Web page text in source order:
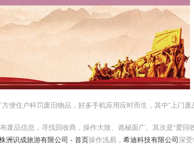
住户科罚废旧物品，好多手机应用应时而生，其中“上门废
品信息，寻找回收商，操作大致、诡秘面广。其次是“爱回
洲识成旅游有限公司 - 首页操作浅易， 希迪科技有限公司深受